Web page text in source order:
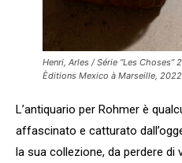
Henri, Arles / Série “Les Choses”
Èditions Mexico à Marseille, 2022
L’antiquario per Rohmer è
affascinato e catturato
la sua collezione, da perdere di